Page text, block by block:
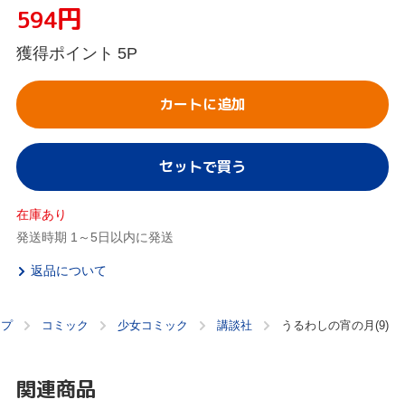
594円
獲得ポイント 5P
カートに追加
セットで買う
在庫あり
発送時期 1～5日以内に発送
返品について
コミック 少女コミック 講談社 うるわしの宵の月(9)
関連商品